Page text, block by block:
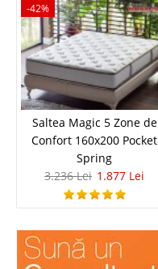
-42%
Saltea Magic 5 Zone de
Confort 160x200 Pocket
Spring
3.236 Lei 1.877 Lei